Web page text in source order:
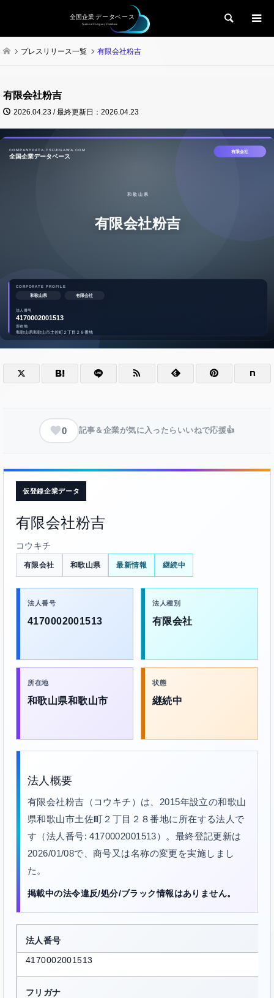
検索
プレスリリース一覧 有限会社粉吉
有限会社粉吉
2026.04.23 / 最終更新日：2026.04.23
0 記事＆企業が気に入ったらいいねで応援👍
仮登録企業データ
有限会社粉吉
コウキチ
有限会社 和歌山県 最新情報 継続中
法人番号
4170002001513
法人種別
有限会社
所在地
和歌山県和歌山市
状態
継続中
法人概要
有限会社粉吉（コウキチ）は、2015年設立の和歌山
県和歌山市土佐町２丁目２８番地に所在する法人で
す（法人番号: 4170002001513）。最終登記更新は
2026/01/08で、商号又は名称の変更を実施しまし
た。
掲載中の法令違反/処分/ブラック情報はありません。
法人番号
4170002001513
フリガナ